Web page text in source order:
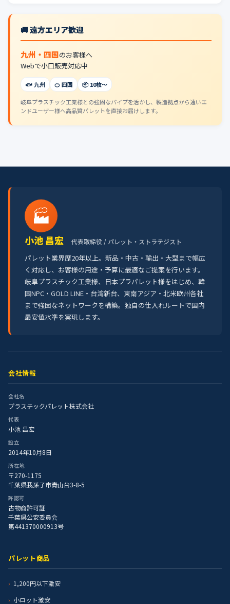
🚚 遠方エリア歓迎
九州・四国のお客様へ
Webで小口販売対応中
🐟 九州 🍊 四国 📦 10枚〜
岐阜プラスチック工業様との強固なパイプを活かし、製造拠点から遠いエ
ンドユーザー様へ高品質パレットを直接お届けします。
🏭
小池 昌宏 代表取締役 / パレット・ストラテジスト
パレット業界歴20年以上。新品・中古・輸出・大型まで幅広
く対応し、お客様の用途・予算に最適なご提案を行います。
岐阜プラスチック工業様、日本プラパレット様をはじめ、韓
国NPC・GOLD LINE・台湾新台、東南アジア・北米欧州各社
まで強固なネットワークを構築。独自の仕入れルートで国内
最安値水準を実現します。
会社情報
会社名
プラスチックパレット株式会社
代表
小池 昌宏
設立
2014年10月8日
所在地
〒270-1175
千葉県我孫子市青山台3-8-5
許認可
古物商許可証
千葉県公安委員会
第441370000913号
パレット商品
1,200円以下激安
小ロット激安